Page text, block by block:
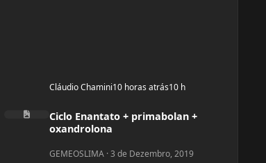
Cláudio Chamini10 horas atrás10 h
Ciclo Enantato + primabolan + oxandrolona
Ciclo Enantato + primabolan +
oxandrolona
GEMEOSLIMA·3 de Dezembro, 2019